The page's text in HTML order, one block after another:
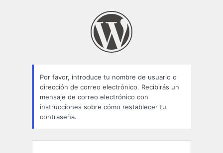
Por favor, introduce tu nombre de usuario o
dirección de correo electrónico. Recibirás un
mensaje de correo electrónico con
instrucciones sobre cómo restablecer tu
contraseña.